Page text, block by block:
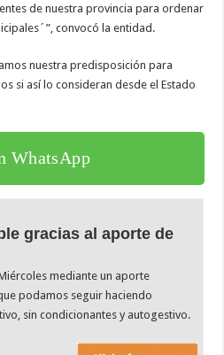
de nuestra provincia para ordenar
convocó la entidad.
nuestra predisposición para
si así lo consideran desde el Estado
WhatsApp
gracias al aporte de
mediante un aporte
podamos seguir haciendo
sin condicionantes y autogestivo.